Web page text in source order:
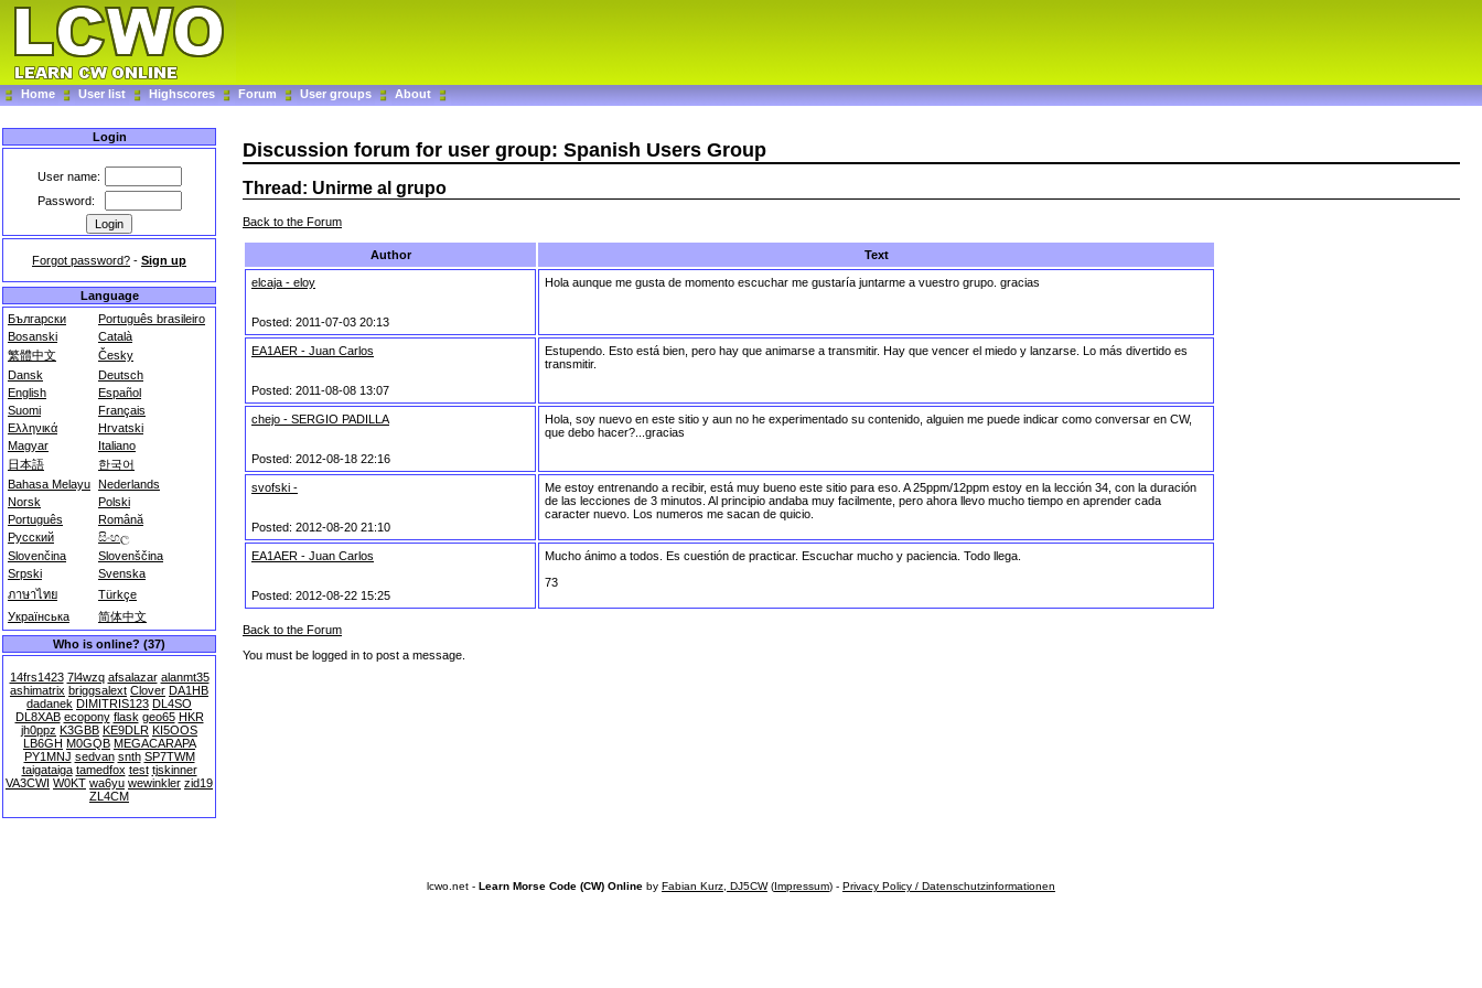
Home User list Highscores Forum User groups About
Login
User name:
Password:
Forgot password? - Sign up
Language
Български
Português brasileiro
Bosanski
Català
繁體中文
Česky
Dansk
Deutsch
English
Español
Suomi
Français
Ελληνικά
Hrvatski
Magyar
Italiano
日本語
한국어
Bahasa Melayu Nederlands
Norsk
Polski
Português
Română
Русский
සිංහල
Slovenčina
Slovenščina
Srpski
Svenska
ภาษาไทย
Türkçe
Українська
简体中文
Who is online? (37)
14frs1423 7l4wzq afsalazar alanmt35
ashimatrix briggsalext Clover DA1HB
dadanek DIMITRIS123 DL4SO
DL8XAB ecopony flask geo65 HKR
jh0ppz K3GBB KE9DLR KI5OOS
LB6GH M0GQB MEGACARAPA
PY1MNJ sedvan snth SP7TWM
taigataiga tamedfox test tjskinner
VA3CWI W0KT wa6yu wewinkler zid19
ZL4CM
Discussion forum for user group: Spanish Users Group
Thread: Unirme al grupo
Back to the Forum
Author Text
elcaja - eloy
Posted: 2011-07-03 20:13
Hola aunque me gusta de momento escuchar me gustaría juntarme a vuestro grupo. gracias
EA1AER - Juan Carlos
Posted: 2011-08-08 13:07
Estupendo. Esto está bien, pero hay que animarse a transmitir. Hay que vencer el miedo y lanzarse. Lo más divertido es
transmitir.
chejo - SERGIO PADILLA
Posted: 2012-08-18 22:16
Hola, soy nuevo en este sitio y aun no he experimentado su contenido, alguien me puede indicar como conversar en CW,
que debo hacer?...gracias
svofski -
Posted: 2012-08-20 21:10
Me estoy entrenando a recibir, está muy bueno este sitio para eso. A 25ppm/12ppm estoy en la lección 34, con la duración
de las lecciones de 3 minutos. Al principio andaba muy facilmente, pero ahora llevo mucho tiempo en aprender cada
caracter nuevo. Los numeros me sacan de quicio.
EA1AER - Juan Carlos
Posted: 2012-08-22 15:25
Mucho ánimo a todos. Es cuestión de practicar. Escuchar mucho y paciencia. Todo llega.
73
Back to the Forum
You must be logged in to post a message.
lcwo.net - Learn Morse Code (CW) Online by Fabian Kurz, DJ5CW(Impressum) - Privacy Policy / Datenschutzinformationen